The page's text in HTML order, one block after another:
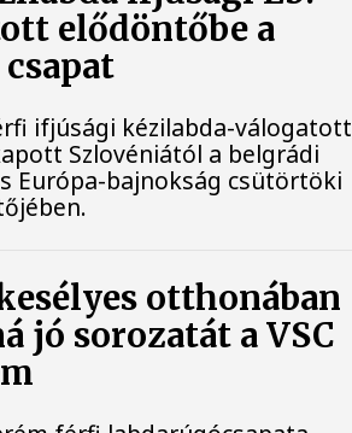
elődöntőbe a
ifjúsági kézilabda-válogatott
Szlovéniától a belgrádi
Európa-bajnokság csütörtöki
otthonában
jó sorozatát a VSC